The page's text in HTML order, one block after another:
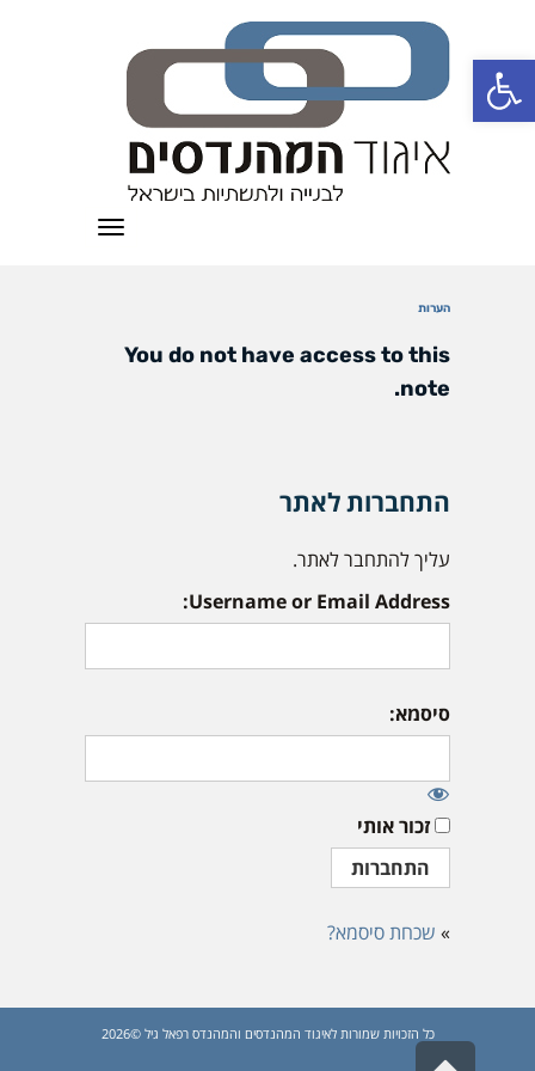
פתח סרגל נגישות
תפריט
הערות
You do not have access to this
note.
התחברות לאתר
עליך להתחבר לאתר.
Username or Email Address:
סיסמא:
זכור אותי
» שכחת סיסמא?
כל הזכויות שמורות לאיגוד המהנדסים והמהנדס רפאל גיל ©2026